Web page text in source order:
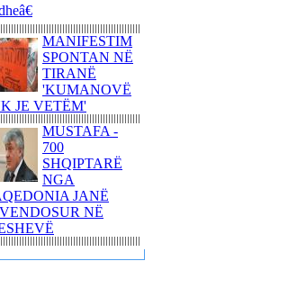
ja DHE BE-ja JANË
PËR
SITUATËN NË
MAQEDONINga
PALOKAJ
NË TIRANË -
ME NISHANIN
PROTESTA SOT NË
- TË DORËHIQET
NË TËRËSI
E VOGËLUSHES
MANIFESTIM
SPONTAN NË
TIRANË
'KUMANOVË
JE VETËM'
MUSTAFA -
700
SHQIPTARË
NGA
JANË
NË